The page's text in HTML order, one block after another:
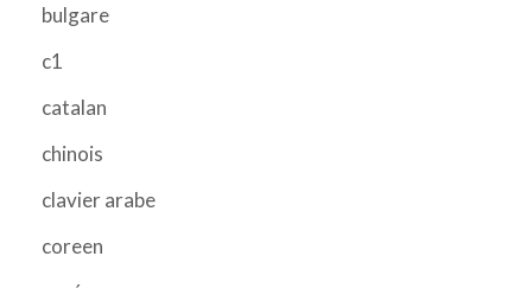
bulgare
c1
catalan
chinois
clavier arabe
coreen